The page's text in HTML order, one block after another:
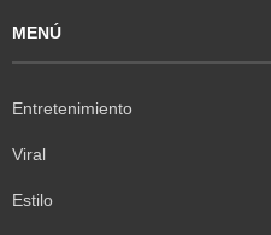
MENÚ
Entretenimiento
Viral
Estilo